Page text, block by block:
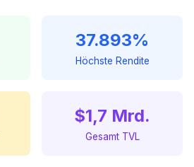
37.893%
Höchste Rendite
$1,7 Mrd.
Gesamt TVL